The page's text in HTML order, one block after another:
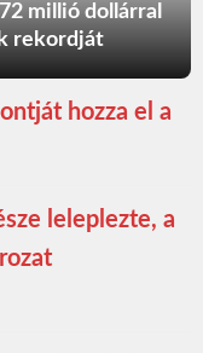
millió dollárral
rekordját
hozza el a
leleplezte, a